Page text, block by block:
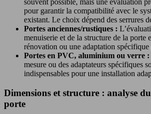
souvent possible, mais une évaluation
pour garantir la compatibilité avec le
existant. Le choix dépend des serrures
Portes anciennes/rustiques :
menuiserie et de la structure de la porte
rénovation ou une adaptation spécifique
Portes en PVC, aluminium ou verre :
mesure ou des adaptateurs spécifiques
indispensables pour une installation
Dimensions et structure : analyse
porte